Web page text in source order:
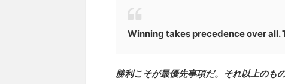
Winning takes precedence over all.
勝利こそが最優先事項だ。それ以上のも